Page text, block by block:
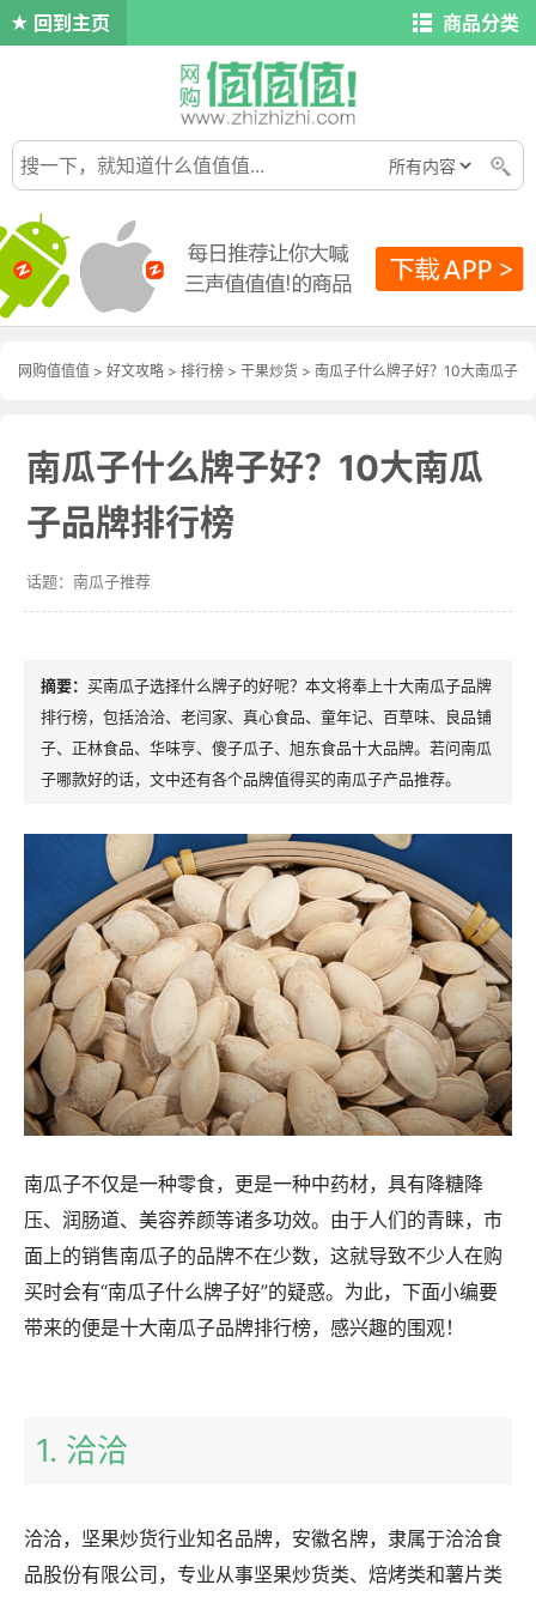
回到主页 商品分类
网购值值值 > 好文攻略 > 排行榜 > 干果炒货 > 南瓜子什么牌子好？10大南瓜子
南瓜子什么牌子好？10大南瓜
子品牌排行榜
南瓜子推荐
买南瓜子选择什么牌子的好呢？本文将奉上十大南瓜子品牌
排行榜，包括洽洽、老闫家、真心食品、童年记、百草味、良品铺
子、正林食品、华味亨、傻子瓜子、旭东食品十大品牌。若问南瓜
子哪款好的话，文中还有各个品牌值得买的南瓜子产品推荐。
南瓜子不仅是一种零食，更是一种中药材，具有降糖降
压、润肠道、美容养颜等诸多功效。由于人们的青睐，市
面上的销售南瓜子的品牌不在少数，这就导致不少人在购
买时会有“南瓜子什么牌子好”的疑惑。为此，下面小编要
带来的便是十大南瓜子品牌排行榜，感兴趣的围观！
1. 洽洽
洽洽，坚果炒货行业知名品牌，安徽名牌，隶属于洽洽食
品股份有限公司，专业从事坚果炒货类、焙烤类和薯片类